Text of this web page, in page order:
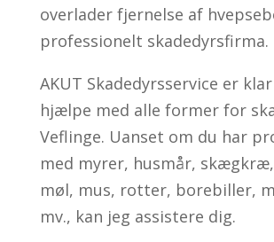
overlader fjernelse af
professionelt skadedyrsfirma.
AKUT Skadedyrsservice er
hjælpe med alle former for
Veflinge. Uanset om du har
med myrer, husmår,
møl, mus, rotter, borebiller,
mv., kan jeg assistere dig.